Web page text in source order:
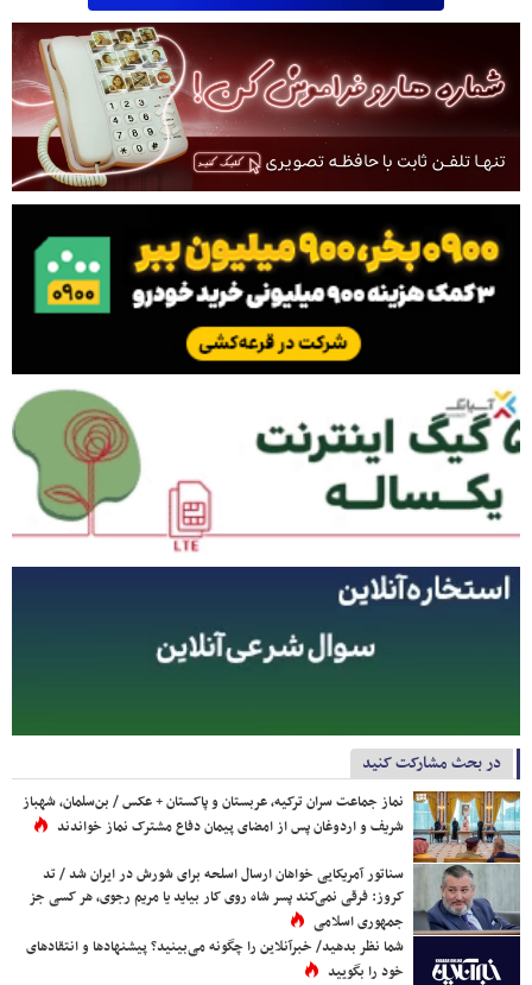
در بحث مشارکت کنید
نماز جماعت سران ترکیه، عربستان و پاکستان + عکس / بن‌سلمان، شهباز
شریف و اردوغان پس از امضای پیمان دفاع مشترک نماز خواندند
سناتور آمریکایی خواهان ارسال اسلحه برای شورش در ایران شد / تد
کروز: فرقی نمی‌کند پسر شاه روی کار بیاید یا مریم رجوی، هر کسی جز
جمهوری اسلامی
شما نظر بدهید/ خبرآنلاین را چگونه می‌بینید؟ پیشنهادها و انتقادهای
خود را بگویید